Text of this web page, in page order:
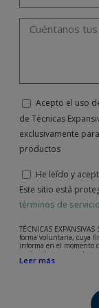
Acepto el uso
de Técnicas
exclusivamente
productos
He leído y
Este sitio está
términos de
TÉCNICAS
forma voluntaria, cuya
informa en el momento
según el caso
su solicitud, queja o
Los datos incorporados
Leer más